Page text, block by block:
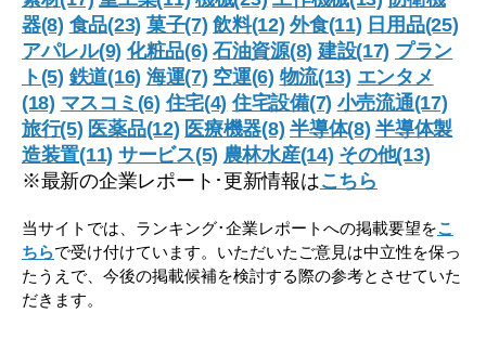
器(8) 食品(23) 菓子(7) 飲料(12) 外食(11) 日用品(25)
アパレル(9) 化粧品(6) 石油資源(8) 建設(17) プラン
ト(5) 鉄道(16) 海運(7) 空運(6) 物流(13) エンタメ
(18) マスコミ(6) 住宅(4) 住宅設備(7) 小売流通(17)
旅行(5) 医薬品(12) 医療機器(8) 半導体(8) 半導体製
造装置(11) サービス(5) 農林水産(14) その他(13)
※最新の企業レポート･更新情報はこちら
当サイトでは、ランキング･企業レポートへの掲載要望をこ
ちらで受け付けています。いただいたご意見は中立性を保っ
たうえで、今後の掲載候補を検討する際の参考とさせていた
だきます。